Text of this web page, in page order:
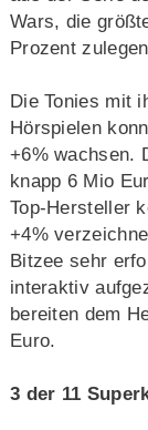
Wars, die
Prozent
Die Tonies mit
Hörspielen
+6% wachsen.
knapp 6 Mio
Top-Hersteller
+4%
Bitzee sehr
interaktiv
bereiten dem
Euro.
3 der 11